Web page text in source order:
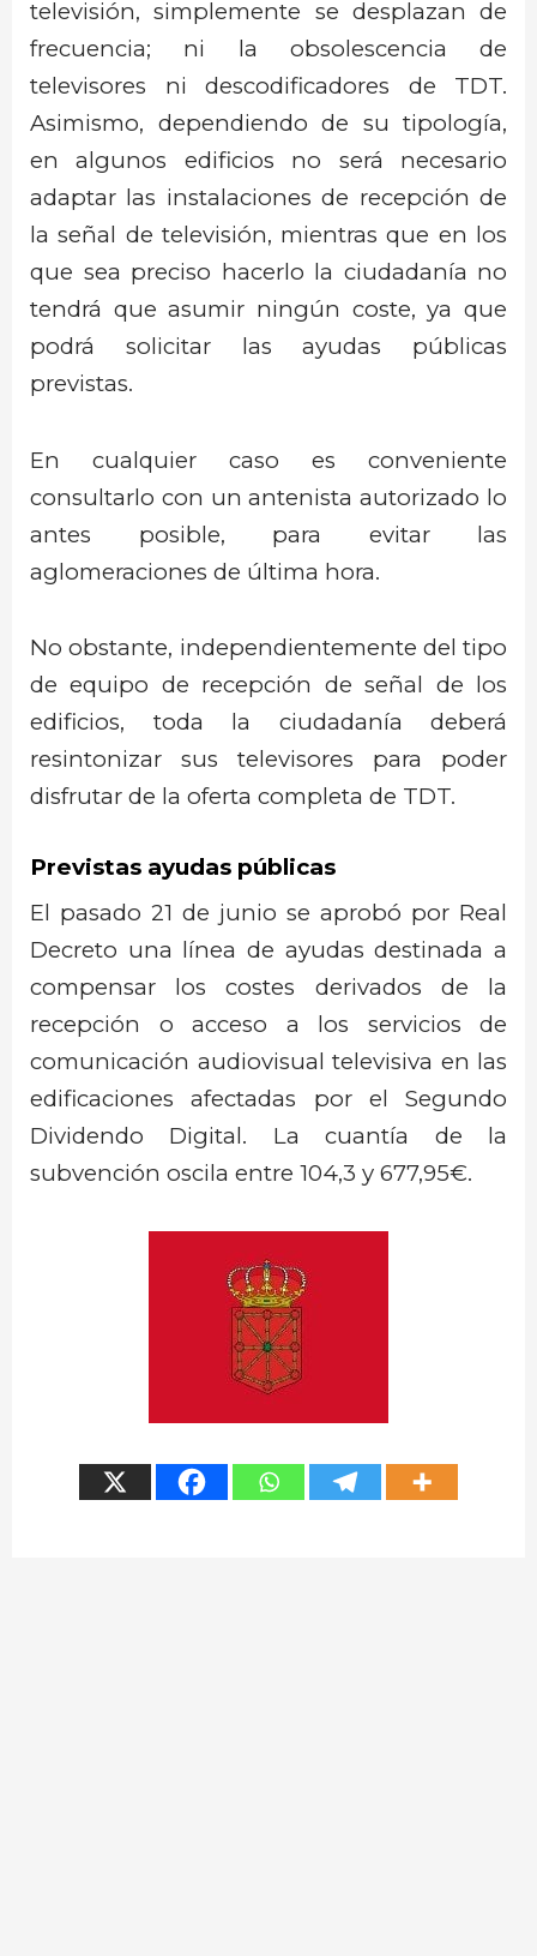
televisión, simplemente se desplazan de
frecuencia; ni la obsolescencia de
televisores ni descodificadores de TDT.
Asimismo, dependiendo de su tipología,
en algunos edificios no será necesario
adaptar las instalaciones de recepción de
la señal de televisión, mientras que en los
que sea preciso hacerlo la ciudadanía no
tendrá que asumir ningún coste, ya que
podrá solicitar las ayudas públicas
previstas.
En cualquier caso es conveniente
consultarlo con un antenista autorizado lo
antes posible, para evitar las
aglomeraciones de última hora.
No obstante, independientemente del tipo
de equipo de recepción de señal de los
edificios, toda la ciudadanía deberá
resintonizar sus televisores para poder
disfrutar de la oferta completa de TDT.
Previstas ayudas públicas
El pasado 21 de junio se aprobó por Real
Decreto una línea de ayudas destinada a
compensar los costes derivados de la
recepción o acceso a los servicios de
comunicación audiovisual televisiva en las
edificaciones afectadas por el Segundo
Dividendo Digital. La cuantía de la
subvención oscila entre 104,3 y 677,95€.